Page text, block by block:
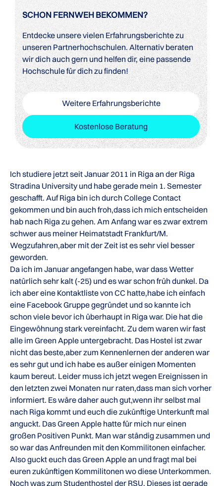
SCHON FERNWEH BEKOMMEN?
Entdecke unsere vielen Erfahrungsberichte zu
unseren Partnerhochschulen. Alternativ beraten
wir dich auch gern und helfen dir, eine passende
Hochschule für dich zu finden!
Weitere Erfahrungsberichte
Kostenlose Beratung
Ich studiere jetzt seit Januar 2011 in Riga an der Riga
Stradina University und habe gerade mein 1. Semester
geschafft. Auf Riga bin ich durch College Contact
gekommen und bin auch froh,dass ich mich entscheiden
hab nach Riga zu gehen. Am Anfang war es zwar extrem
schwer aus meiner Heimatstadt Frankfurt/M.
Wegzufahren,aber mit der Zeit ist es sehr viel besser
geworden.
Da ich im Januar angefangen habe, war dass Wetter
natürlich sehr kalt (-25) und es war schon früh dunkel. Da
ich aber eine Kontaktliste von CC hatte,habe ich einfach
eine Facebook Gruppe gegründet und so kannte ich
schon viele bevor ich überhaupt in Riga war. Die hat die
Eingewöhnung stark vereinfacht. Zu dem waren wir fast
alle im Green Apple untergebracht. Das Hostel ist zwar
nicht das beste,aber zum Kennenlernen der anderen war
es sehr gut und ich habe es außer einigen Momenten
kaum bereut. Leider muss ich jetzt wegen Ereignissen in
den letzten zwei Monaten nur raten,dass man sich vorher
informiert. Es wäre daher auch gut,wenn ihr selbst mal
nach Riga kommt und euch die zukünftige Unterkunft mal
anguckt. Das Green Apple hatte für mich nur einen
großen Positiven Punkt. Man war ständig zusammen und
so war das Anfreunden mit den Kommilitonen einfacher.
Also guckt euch das Green Apple an und fragt mal bei
euren zukünftigen Kommilitonen wo diese Unterkommen.
Noch was zum Studenthostel der RSU. Dieses ist gerade